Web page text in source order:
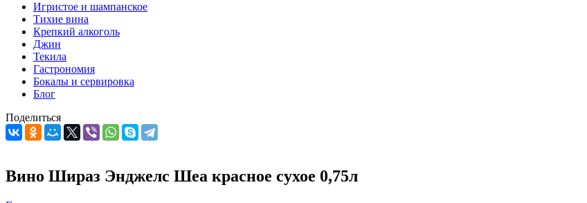
Игристое и шампанское
Тихие вина
Крепкий алкоголь
Джин
Текила
Гастрономия
Бокалы и сервировка
Блог
Поделиться
Вино Шираз Энджелс Шеа красное сухое 0,75л